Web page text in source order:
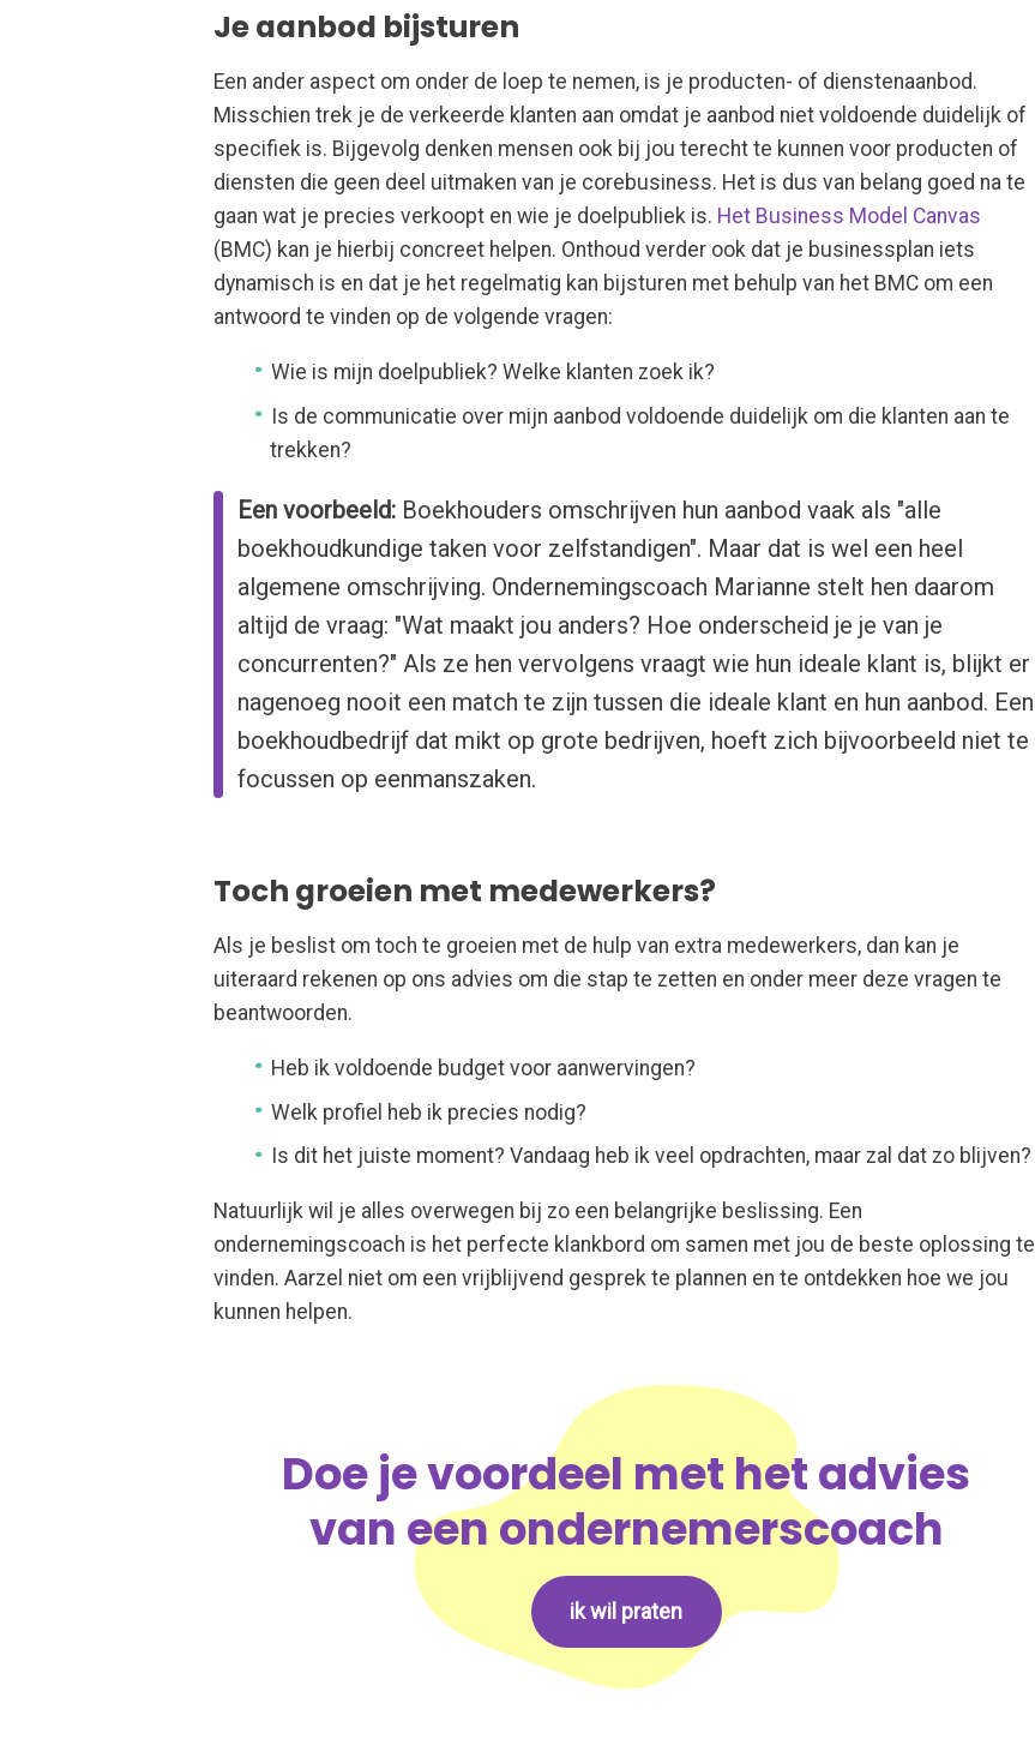
Je aanbod bijsturen
Een ander aspect om onder de loep te nemen, is je producten- of dienstenaanbod.
Misschien trek je de verkeerde klanten aan omdat je aanbod niet voldoende duidelijk of
specifiek is. Bijgevolg denken mensen ook bij jou terecht te kunnen voor producten of
diensten die geen deel uitmaken van je corebusiness. Het is dus van belang goed na te
gaan wat je precies verkoopt en wie je doelpubliek is. Het Business Model Canvas
(BMC) kan je hierbij concreet helpen. Onthoud verder ook dat je businessplan iets
dynamisch is en dat je het regelmatig kan bijsturen met behulp van het BMC om een
antwoord te vinden op de volgende vragen:
Wie is mijn doelpubliek? Welke klanten zoek ik?
Is de communicatie over mijn aanbod voldoende duidelijk om die klanten aan te
trekken?
Een voorbeeld: Boekhouders omschrijven hun aanbod vaak als "alle
boekhoudkundige taken voor zelfstandigen". Maar dat is wel een heel
algemene omschrijving. Ondernemingscoach Marianne stelt hen daarom
altijd de vraag: "Wat maakt jou anders? Hoe onderscheid je je van je
concurrenten?" Als ze hen vervolgens vraagt wie hun ideale klant is, blijkt er
nagenoeg nooit een match te zijn tussen die ideale klant en hun aanbod. Een
boekhoudbedrijf dat mikt op grote bedrijven, hoeft zich bijvoorbeeld niet te
focussen op eenmanszaken.
Toch groeien met medewerkers?
Als je beslist om toch te groeien met de hulp van extra medewerkers, dan kan je
uiteraard rekenen op ons advies om die stap te zetten en onder meer deze vragen te
beantwoorden.
Heb ik voldoende budget voor aanwervingen?
Welk profiel heb ik precies nodig?
Is dit het juiste moment? Vandaag heb ik veel opdrachten, maar zal dat zo blijven?
Natuurlijk wil je alles overwegen bij zo een belangrijke beslissing. Een
ondernemingscoach is het perfecte klankbord om samen met jou de beste oplossing te
vinden. Aarzel niet om een vrijblijvend gesprek te plannen en te ontdekken hoe we jou
kunnen helpen.
Doe je voordeel met het advies
van een ondernemerscoach
ik wil praten